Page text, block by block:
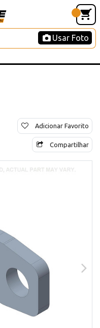
Usar Foto
Adicionar Favorito
Compartilhar